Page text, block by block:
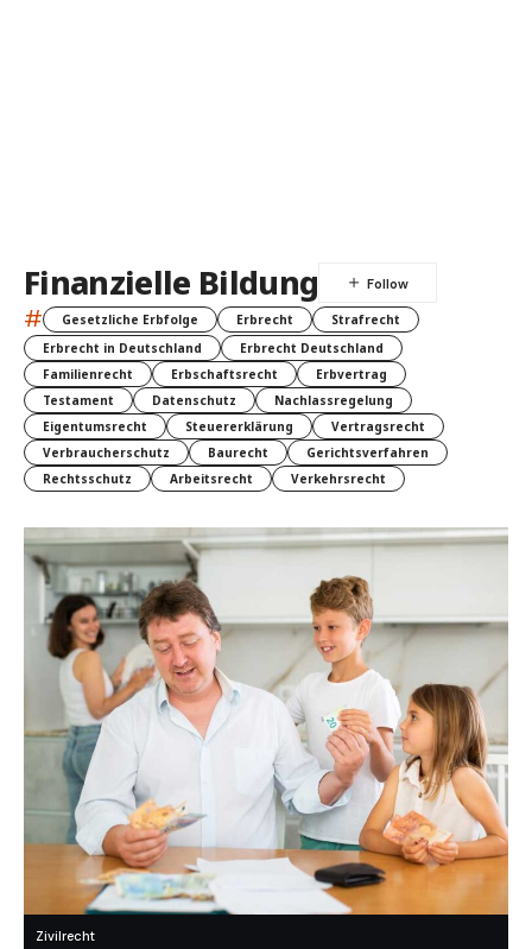
Finanzielle Bildung
# Gesetzliche Erbfolge Erbrecht
Strafrecht
Erbrecht in Deutschland
Erbrecht Deutschland
Familienrecht
Erbschaftsrecht
Erbvertrag
Testament
Datenschutz
Nachlassregelung
Eigentumsrecht
Steuererklärung
Vertragsrecht
Verbraucherschutz
Baurecht
Gerichtsverfahren
Rechtsschutz
Arbeitsrecht Verkehrsrecht
Zivilrecht